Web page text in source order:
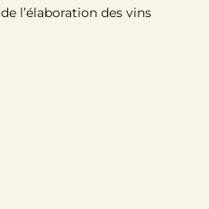
l’élaboration des vins